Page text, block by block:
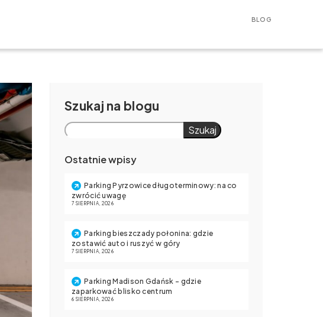
BLOG
Szukaj
Szukaj
Ostatnie wpisy
Parking Pyrzowice długoterminowy: na co
zwrócić uwagę
7 SIERPNIA, 2026
Parking bieszczady połonina: gdzie
zostawić auto i ruszyć w góry
7 SIERPNIA, 2026
Parking Madison Gdańsk – gdzie
zaparkować blisko centrum
6 SIERPNIA, 2026